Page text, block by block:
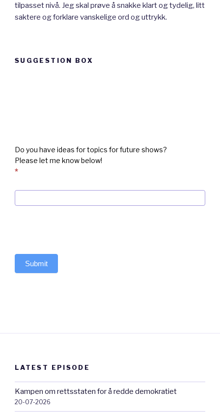
tilpasset nivå. Jeg skal prøve å snakke klart og tydelig, litt
saktere og forklare vanskelige ord og uttrykk.
SUGGESTION BOX
Do you have ideas for topics for future shows?
Please let me know below!
*
Submit
LATEST EPISODE
Kampen om rettsstaten for å redde demokratiet
20-07-2026